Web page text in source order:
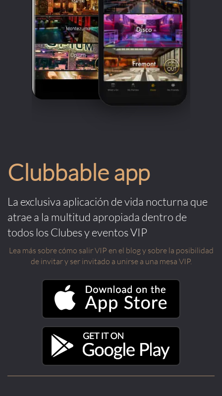
Clubbable app
La exclusiva aplicación de vida nocturna que
atrae a la multitud apropiada dentro de
todos los Clubes y eventos VIP
Lea más sobre cómo salir VIP en el blog y sobre la posibilidad
de invitar y ser invitado a unirse a una mesa VIP.